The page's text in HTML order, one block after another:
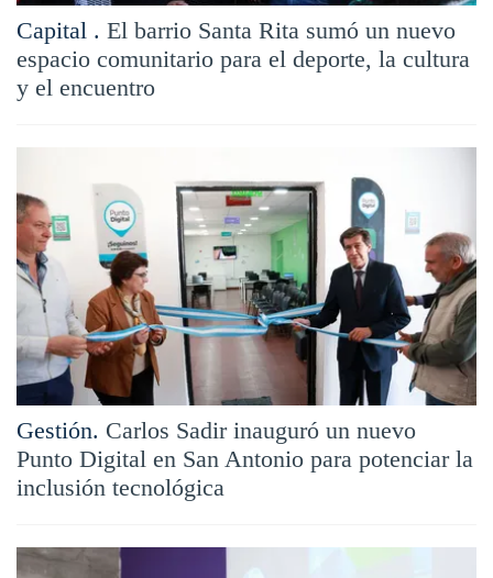
Capital . El barrio Santa Rita sumó un nuevo
espacio comunitario para el deporte, la cultura
y el encuentro
Gestión. Carlos Sadir inauguró un nuevo
Punto Digital en San Antonio para potenciar la
inclusión tecnológica